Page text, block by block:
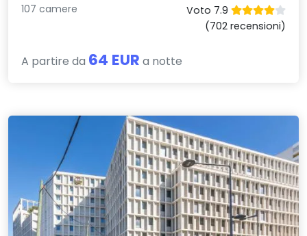
107 camere
Voto 7.9
(702 recensioni)
A partire da 64 EUR a notte